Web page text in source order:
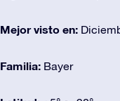
Mejor visto en:
Familia: Bayer